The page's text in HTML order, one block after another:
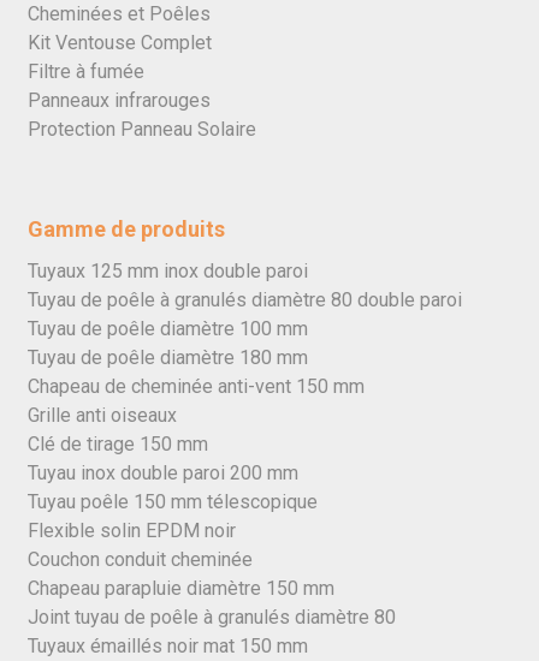
Cheminées et Poêles
Kit Ventouse Complet
Filtre à fumée
Panneaux infrarouges
Protection Panneau Solaire
Gamme de produits
Tuyaux 125 mm inox double paroi
Tuyau de poêle à granulés diamètre 80 double paroi
Tuyau de poêle diamètre 100 mm
Tuyau de poêle diamètre 180 mm
Chapeau de cheminée anti-vent 150 mm
Grille anti oiseaux
Clé de tirage 150 mm
Tuyau inox double paroi 200 mm
Tuyau poêle 150 mm télescopique
Flexible solin EPDM noir
Couchon conduit cheminée
Chapeau parapluie diamètre 150 mm
Joint tuyau de poêle à granulés diamètre 80
Tuyaux émaillés noir mat 150 mm